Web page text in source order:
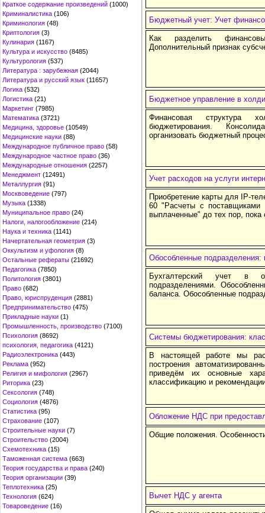
Краткое содержание произведений (1000)
Криминалистика (106)
Криминология (48)
Криптология (3)
Кулинария (1167)
Культура и искусство (8485)
Культурология (537)
Литература : зарубежная (2044)
Литература и русский язык (11657)
Логика (532)
Логистика (21)
Маркетинг (7985)
Математика (3721)
Медицина, здоровье (10549)
Медицинские науки (88)
Международное публичное право (58)
Международное частное право (36)
Международные отношения (2257)
Менеджмент (12491)
Металлургия (91)
Москвоведение (797)
Музыка (1338)
Муниципальное право (24)
Налоги, налогообложение (214)
Наука и техника (1141)
Начертательная геометрия (3)
Оккультизм и уфология (8)
Остальные рефераты (21692)
Педагогика (7850)
Политология (3801)
Право (682)
Право, юриспруденция (2881)
Предпринимательство (475)
Прикладные науки (1)
Промышленность, производство (7100)
Психология (8692)
психология, педагогика (4121)
Радиоэлектроника (443)
Реклама (952)
Религия и мифология (2967)
Риторика (23)
Сексология (748)
Социология (4876)
Статистика (95)
Страхование (107)
Строительные науки (7)
Строительство (2004)
Схемотехника (15)
Таможенная система (663)
Теория государства и права (240)
Теория организации (39)
Теплотехника (25)
Технология (624)
Товароведение (16)
Бюджетный учет: Учет
Как разделить
Дополнительный признак
Бюджетное управление в
Финансовая структура
бюджетирования.
организовать бюджетный
Учет расходов на услуги
Приобретение карты для IP-
60 "Расчеты с поставщиками
выплаченные" до тех пор, пока
Обособленные подразделения:
Бухгалтерский учет в
подразделениями.
баланса. Обособленные
Системы бюджетирования:
В настоящей работе мы
построения
приведём их основные
классификацию и
Обложение НДС при
Общие положения.
Вычет НДС у агента